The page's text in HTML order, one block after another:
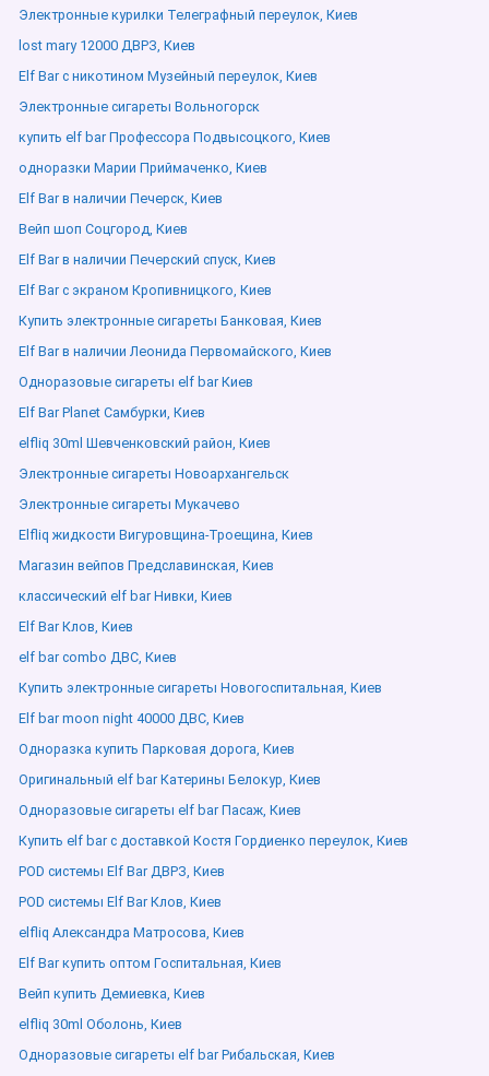
Электронные курилки Телеграфный переулок, Киев
lost mary 12000 ДВРЗ, Киев
Elf Bar с никотином Музейный переулок, Киев
Электронные сигареты Вольногорск
купить elf bar Профессора Подвысоцкого, Киев
одноразки Марии Приймаченко, Киев
Elf Bar в наличии Печерск, Киев
Вейп шоп Соцгород, Киев
Elf Bar в наличии Печерский спуск, Киев
Elf Bar с экраном Кропивницкого, Киев
Купить электронные сигареты Банковая, Киев
Elf Bar в наличии Леонида Первомайского, Киев
Одноразовые сигареты elf bar Киев
Elf Bar Planet Самбурки, Киев
elfliq 30ml Шевченковский район, Киев
Электронные сигареты Новоархангельск
Электронные сигареты Мукачево
Elfliq жидкости Вигуровщина-Троещина, Киев
Магазин вейпов Предславинская, Киев
классический elf bar Нивки, Киев
Elf Bar Клов, Киев
elf bar combo ДВС, Киев
Купить электронные сигареты Новогоспитальная, Киев
Elf bar moon night 40000 ДВС, Киев
Одноразка купить Парковая дорога, Киев
Оригинальный elf bar Катерины Белокур, Киев
Одноразовые сигареты elf bar Пасаж, Киев
Купить elf bar с доставкой Костя Гордиенко переулок, Киев
POD системы Elf Bar ДВРЗ, Киев
POD системы Elf Bar Клов, Киев
elfliq Александра Матросова, Киев
Elf Bar купить оптом Госпитальная, Киев
Вейп купить Демиевка, Киев
elfliq 30ml Оболонь, Киев
Одноразовые сигареты elf bar Рибальская, Киев